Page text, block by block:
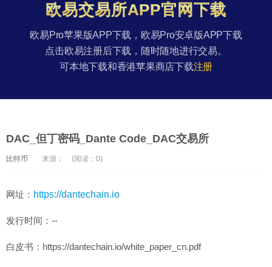
欧易交易所APP官网下载
欧易Pro苹果版APP下载，欧易Pro安卓版APP下载
点击欧易注册后下载，随时随地进行交易。
可本地下载和香港苹果商店下载注册
DAC_但丁密码_Dante Code_DAC交易所
比特币 来源： (阅读：0)
网址： https://dantechain.io
发行时间：--
白皮书：https://dantechain.io/white_paper_cn.pdf